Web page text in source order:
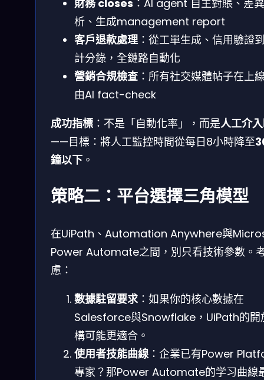
財務 closes ：AI agent 自主對賬、差
析、生成management report
客戶退款處理：從工單生成、信用驗證
計分錄，全鏈路自動化
營銷合規檢查 ：所有社交媒體帖子在上
由AI fact-check
成功指標 ：不是「自動化率」，而是人工介
——目標：將人工監控時間從每日8小時降至
鐘以下 。
策略二：平台選擇三角模型
在UiPath、Automation Anywhere與
Power Automate之間，別只看技術參數。
慮：
數據駐留要求：如果你的核心數據在
Salesforce與Snowflake，UiPath的開
構可能更適合。
使用者技能曲線：企業已有Power
專家？那Power Automate的学习曲線